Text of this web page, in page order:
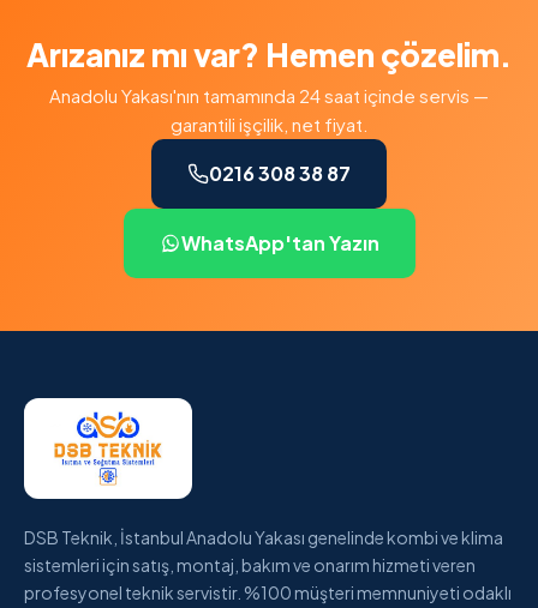
Arızanız mı var? Hemen çözelim.
Anadolu Yakası'nın tamamında 24 saat içinde servis —
garantili işçilik, net fiyat.
0216 308 38 87
WhatsApp'tan Yazın
DSB Teknik, İstanbul Anadolu Yakası genelinde kombi ve klima
sistemleri için satış, montaj, bakım ve onarım hizmeti veren
profesyonel teknik servistir. %100 müşteri memnuniyeti odaklı